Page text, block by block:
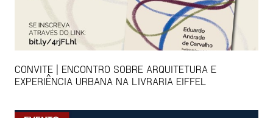
CONVITE | ENCONTRO SOBRE ARQUITETURA E
EXPERIÊNCIA URBANA NA LIVRARIA EIFFEL